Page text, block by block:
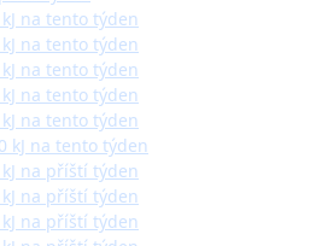
na tento týden
na tento týden
na tento týden
na tento týden
na tento týden
kJ na tento týden
kJ na příští týden
kJ na příští týden
kJ na příští týden